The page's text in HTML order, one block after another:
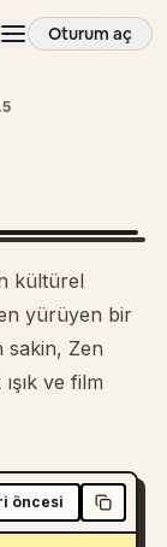
Oturum aç
kültürel
yürüyen bir
sakin, Zen
ve film
öncesi